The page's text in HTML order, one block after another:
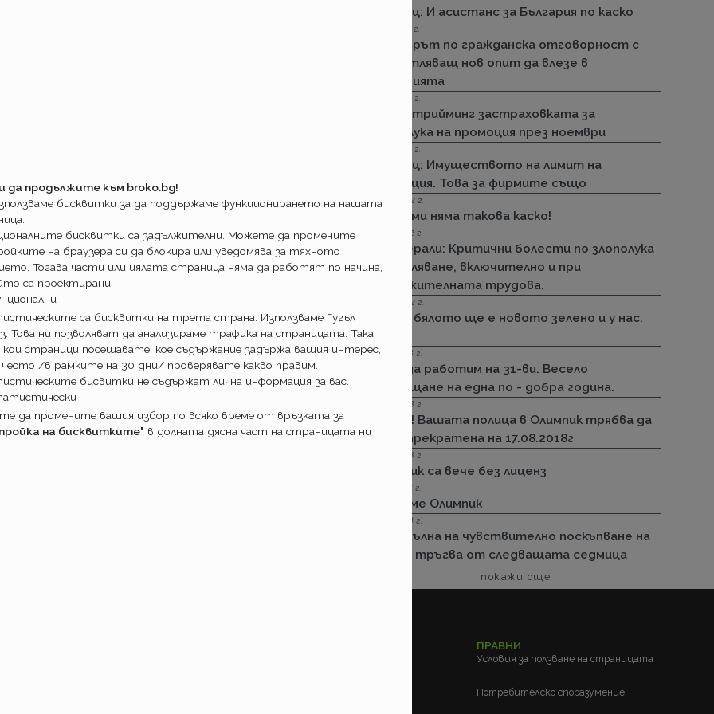
обявения срок.
Първоначалната им кампания
тихомълком остави цените
колко.
отговорност при Уника?
остави в сила декемврийската
промоционалното предложение.
са различни само за леки коли при
на превозното средство само на
промо офертата, числата са със
отговорност със зелена карта
въвежда и наказателно оскъпяване за
е "безплатно". При две и повече-
Спрямо други застрахователи
значение. Оставате на скъпата тарифа
произшествията.
Сравнявайте?.(и внимавайте с
ПТП-та могат да бъдат проверени и
за отскок, но пък каското при Уника
са без промяна. И двете преференции са
по каско на Уника.
Армеец: И асистанс за България по каско
15.11.2022 г.
Стикерът по гражданска отговорност с
впечатляващ нов опит да влезе в
историята
01.11.2022 г.
ДЗИ: Стрийминг застраховката за
злополука на промоция през ноември
01.11.2022 г.
Армеец: Имуществото на лимит на
промоция. Това за фирмите също
23.09.2022 г.
ДЗИ: Ами няма такова каско!
21.09.2022 г.
Дженерали: Критични болести по злополука
и заболяване, включително и при
задължителната трудова.
25.08.2022 г.
Черно бялото ще е новото зелено и у нас.
Дали?
29.12.2018 г.
Няма да работим на 31-ви. Весело
посрещане на една по - добра година.
13.08.2018 г.
Важно! Вашата полица в Олимпик трябва да
бъде прекратена на 17.08.2018г
26.07.2018 г.
Олимпик са вече без лиценз
11.05.2018 г.
Спираме Олимпик
25.01.2018 г.
Нова вълна на чувствително поскъпване на
ГО-то тръгва от следващата седмица
покажи още
ПРАВНИ
Условия за ползване на страницата
Потребителско споразумение
да продължите към broko.bg!
бисквитки за да поддържаме функционирането на нашата
бисквитки са задължителни. Можете да промените
на браузера си да блокира или уведомява за тяхното
Тогава части или цялата страница няма да работят по начина,
са проектирани.
са бисквитки на трета страна. Използваме Гугъл
Това ни позволяват да анализираме трафика на страницата. Така
кои страници посещавате, кое съдържание задържа вашия интерес,
често /в рамките на 30 дни/ проверявате какво правим.
бисвитки не съдържат лична информация за вас.
да промените вашия избор по всяко време от връзката за
на бисквитките" в долната дясна част на страницата ни